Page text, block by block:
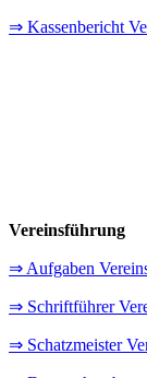
⇒ Kassenbericht
Vereinsführung
⇒ Aufgaben
⇒ Schriftführer
⇒ Schatzmeister